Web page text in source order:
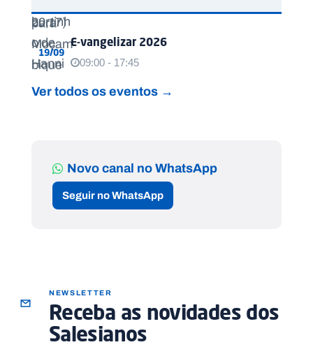
19/09
E-vangelizar 2026
09:00 - 17:45
Ver todos os eventos →
Novo canal no WhatsApp
Seguir no WhatsApp
NEWSLETTER
Receba as novidades dos
Salesianos